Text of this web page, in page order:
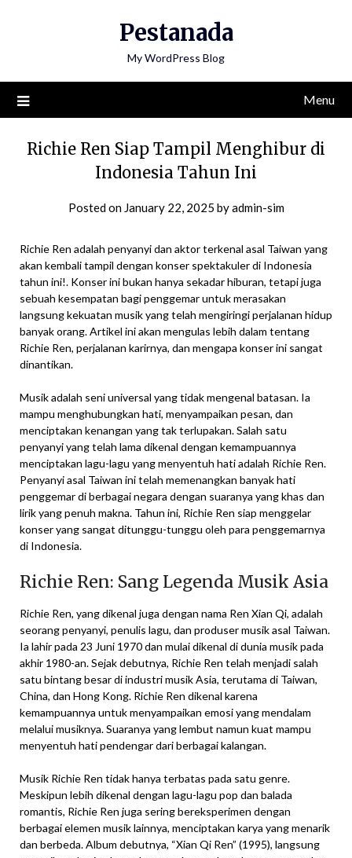
Pestanada
My WordPress Blog
Menu
Richie Ren Siap Tampil Menghibur di
Indonesia Tahun Ini
Posted on January 22, 2025 byadmin-sim
Richie Ren adalah penyanyi dan aktor terkenal asal Taiwan yang
akan kembali tampil dengan konser spektakuler di Indonesia
tahun ini!. Konser ini bukan hanya sekadar hiburan, tetapi juga
sebuah kesempatan bagi penggemar untuk merasakan
langsung kekuatan musik yang telah mengiringi perjalanan hidup
banyak orang. Artikel ini akan mengulas lebih dalam tentang
Richie Ren, perjalanan karirnya, dan mengapa konser ini sangat
dinantikan.
Musik adalah seni universal yang tidak mengenal batasan. Ia
mampu menghubungkan hati, menyampaikan pesan, dan
menciptakan kenangan yang tak terlupakan. Salah satu
penyanyi yang telah lama dikenal dengan kemampuannya
menciptakan lagu-lagu yang menyentuh hati adalah Richie Ren.
Penyanyi asal Taiwan ini telah memenangkan banyak hati
penggemar di berbagai negara dengan suaranya yang khas dan
lirik yang penuh makna. Tahun ini, Richie Ren siap menggelar
konser yang sangat ditunggu-tunggu oleh para penggemarnya
di Indonesia.
Richie Ren: Sang Legenda Musik Asia
Richie Ren, yang dikenal juga dengan nama Ren Xian Qi, adalah
seorang penyanyi, penulis lagu, dan produser musik asal Taiwan.
Ia lahir pada 23 Juni 1970 dan mulai dikenal di dunia musik pada
akhir 1980-an. Sejak debutnya, Richie Ren telah menjadi salah
satu bintang besar di industri musik Asia, terutama di Taiwan,
China, dan Hong Kong. Richie Ren dikenal karena
kemampuannya untuk menyampaikan emosi yang mendalam
melalui musiknya. Suaranya yang lembut namun kuat mampu
menyentuh hati pendengar dari berbagai kalangan.
Musik Richie Ren tidak hanya terbatas pada satu genre.
Meskipun lebih dikenal dengan lagu-lagu pop dan balada
romantis, Richie Ren juga sering bereksperimen dengan
berbagai elemen musik lainnya, menciptakan karya yang menarik
dan berbeda. Album debutnya, “Xian Qi Ren” (1995), langsung